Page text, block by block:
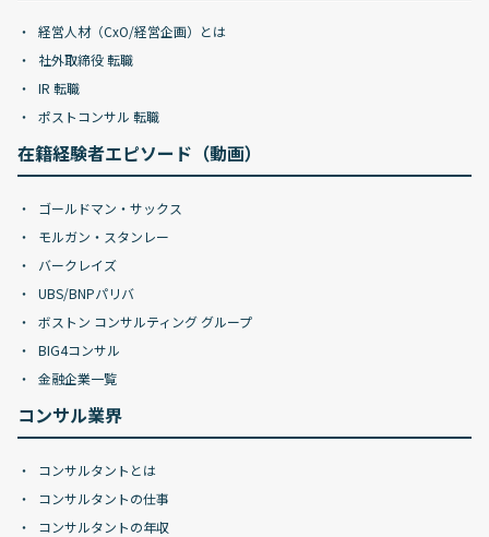
経営人材（CxO/経営企画）とは
社外取締役 転職
IR 転職
ポストコンサル 転職
在籍経験者エピソード（動画）
ゴールドマン・サックス
モルガン・スタンレー
バークレイズ
UBS/BNPパリバ
ボストン コンサルティング グループ
BIG4コンサル
金融企業一覧
コンサル業界
コンサルタントとは
コンサルタントの仕事
コンサルタントの年収